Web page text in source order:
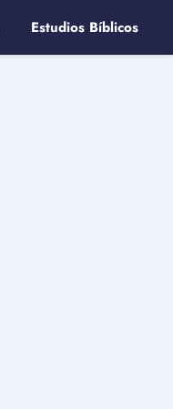
Estudios Bíblicos